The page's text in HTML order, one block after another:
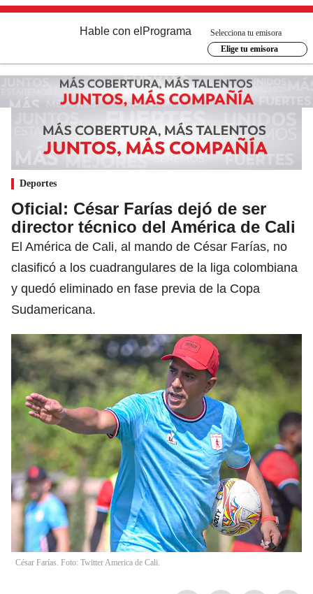
Hable con el Programa
Selecciona tu emisora
Elige tu emisora
Deportes
Oficial: César Farías dejó de ser
director técnico del América de Cali
El América de Cali, al mando de César Farías, no
clasificó a los cuadrangulares de la liga colombiana
y quedó eliminado en fase previa de la Copa
Sudamericana.
César Farías. Foto: Twitter America de Cali.